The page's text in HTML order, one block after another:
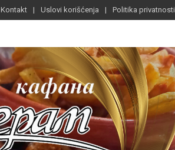
Kontakt Uslovi korišćenja Politika privatnosti